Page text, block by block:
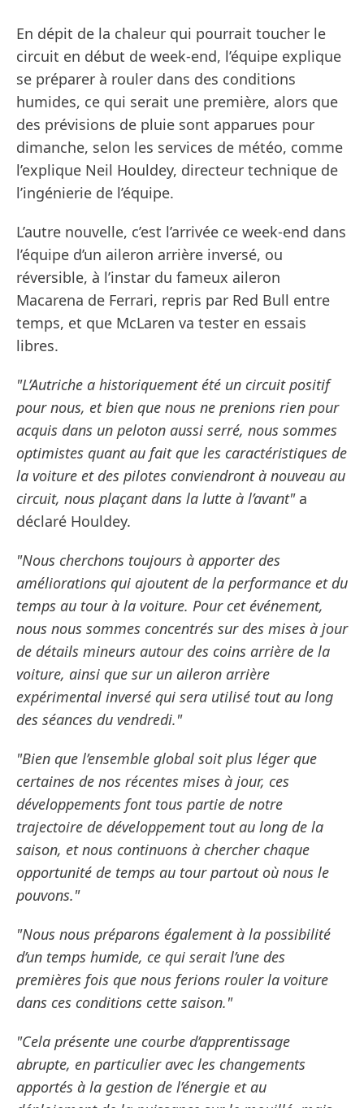
En dépit de la chaleur qui pourrait toucher le
circuit en début de week-end, l’équipe explique
se préparer à rouler dans des conditions
humides, ce qui serait une première, alors que
des prévisions de pluie sont apparues pour
dimanche, selon les services de météo, comme
l’explique Neil Houldey, directeur technique de
l’ingénierie de l’équipe.
L’autre nouvelle, c’est l’arrivée ce week-end dans
l’équipe d’un aileron arrière inversé, ou
réversible, à l’instar du fameux aileron
Macarena de Ferrari, repris par Red Bull entre
temps, et que McLaren va tester en essais
libres.
"L’Autriche a historiquement été un circuit positif
pour nous, et bien que nous ne prenions rien pour
acquis dans un peloton aussi serré, nous sommes
optimistes quant au fait que les caractéristiques de
la voiture et des pilotes conviendront à nouveau au
circuit, nous plaçant dans la lutte à l’avant"a
déclaré Houldey.
"Nous cherchons toujours à apporter des
améliorations qui ajoutent de la performance et du
temps au tour à la voiture. Pour cet événement,
nous nous sommes concentrés sur des mises à jour
de détails mineurs autour des coins arrière de la
voiture, ainsi que sur un aileron arrière
expérimental inversé qui sera utilisé tout au long
des séances du vendredi."
"Bien que l’ensemble global soit plus léger que
certaines de nos récentes mises à jour, ces
développements font tous partie de notre
trajectoire de développement tout au long de la
saison, et nous continuons à chercher chaque
opportunité de temps au tour partout où nous le
pouvons."
"Nous nous préparons également à la possibilité
d’un temps humide, ce qui serait l’une des
premières fois que nous ferions rouler la voiture
dans ces conditions cette saison."
"Cela présente une courbe d’apprentissage
abrupte, en particulier avec les changements
apportés à la gestion de l’énergie et au